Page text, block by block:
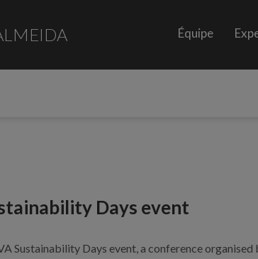
Équipe
Days event
Sustainability Days event, a conference